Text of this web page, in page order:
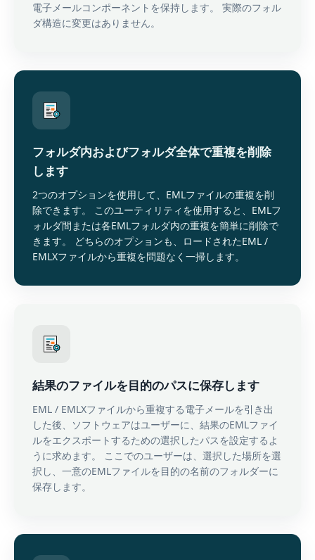
電子メールコンポーネントを保持します。 実際のフォル
ダ構造に変更はありません。
フォルダ内およびフォルダ全体で重複を削除
します
2つのオプションを使用して、EMLファイルの重複を削
除できます。 このユーティリティを使用すると、EMLフ
ォルダ間または各EMLフォルダ内の重複を簡単に削除で
きます。 どちらのオプションも、ロードされたEML /
EMLXファイルから重複を問題なく一掃します。
結果のファイルを目的のパスに保存します
EML / EMLXファイルから重複する電子メールを引き出
した後、ソフトウェアはユーザーに、結果のEMLファイ
ルをエクスポートするための選択したパスを設定するよ
うに求めます。 ここでのユーザーは、選択した場所を選
択し、一意のEMLファイルを目的の名前のフォルダーに
保存します。